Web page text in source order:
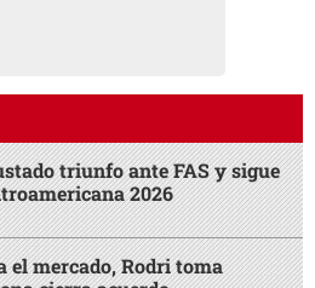
triunfo ante FAS y sigue
2026
el mercado, Rodri toma